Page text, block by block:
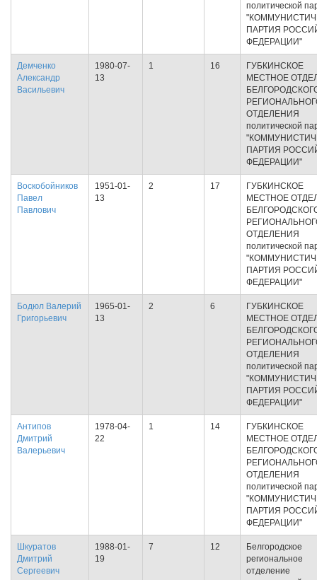
политической
ПАРТИЯ
ФЕДЕРАЦИИ"
Демченко
Александр
Васильевич
1980-07-
13
1 16
ГУБКИНСКОЕ
МЕСТНОЕ
ОТДЕЛЕНИЯ
политической
ПАРТИЯ
ФЕДЕРАЦИИ"
Воскобойников
Павел
Павлович
1951-01-
13
2 17
ГУБКИНСКОЕ
МЕСТНОЕ
ОТДЕЛЕНИЯ
политической
ПАРТИЯ
ФЕДЕРАЦИИ"
Бодюл Валерий
Григорьевич
1965-01-
13
2 6
ГУБКИНСКОЕ
МЕСТНОЕ
ОТДЕЛЕНИЯ
политической
ПАРТИЯ
ФЕДЕРАЦИИ"
Антипов
Дмитрий
Валерьевич
1978-04-
22
1 14
ГУБКИНСКОЕ
МЕСТНОЕ
ОТДЕЛЕНИЯ
политической
ПАРТИЯ
ФЕДЕРАЦИИ"
Шкуратов
Дмитрий
Сергеевич
1988-01-
19
7 12
Белгородское
региональное
отделение